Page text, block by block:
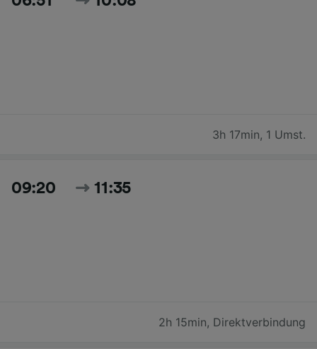
3h 17min, 1 Umst.
09:20 11:35
2h 15min, Direktverbindung